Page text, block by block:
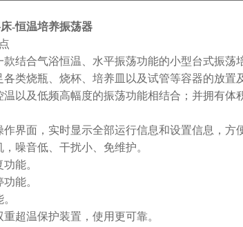
-恒温培养振荡器
款结合气浴恒温、水平振荡功能的小型台式振荡
类烧瓶、烧杯、培养皿以及试管等容器的放置
以及低频高幅度的振荡功能相结合；并拥有体
界面，实时显示全部运行信息和设置信息，方
噪音低、干扰小、免维护。
能。
能。
超温保护装置，使用更可靠。